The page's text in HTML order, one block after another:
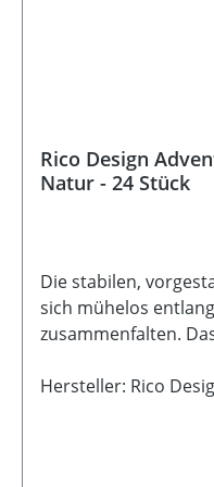
Rico Design
Natur - 24 Stück
Die stabilen,
sich mühelos
zusammenfalten.
und wiederholtes
Hersteller: Rico